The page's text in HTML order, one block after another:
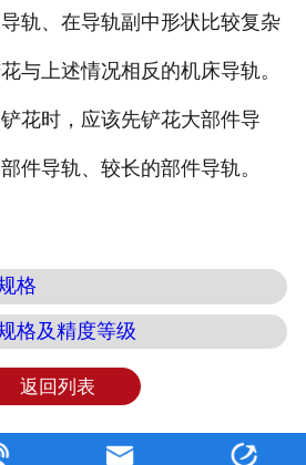
轨、在导轨副中形状比较复杂
与上述情况相反的机床导轨。
花时，应该先铲花大部件导
件导轨、较长的部件导轨。
格
格及精度等级
返回列表